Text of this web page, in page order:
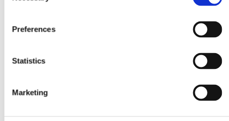
Preferences
Statistics
Marketing